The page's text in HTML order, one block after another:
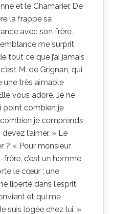
et le Chamarier. De
la frappe sa
avec son frère.
me surprit
tout ce que j’ai jamais
M. de Grignan, qui
une très aimable
vous adore. Je ne
point combien je
combien je comprends
l’aimer. » Le
? « Pour monsieur
frère, c’est un homme
le cœur ; une
liberté dans l’esprit
et qui me
suis logée chez lui. »